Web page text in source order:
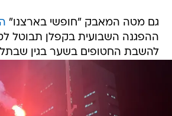
גם מטה המאבק "חופשי בארצנו"
ההפגנה השבועית בקפלן תבוטל
להשבת החטופים בשער בגין שבתל